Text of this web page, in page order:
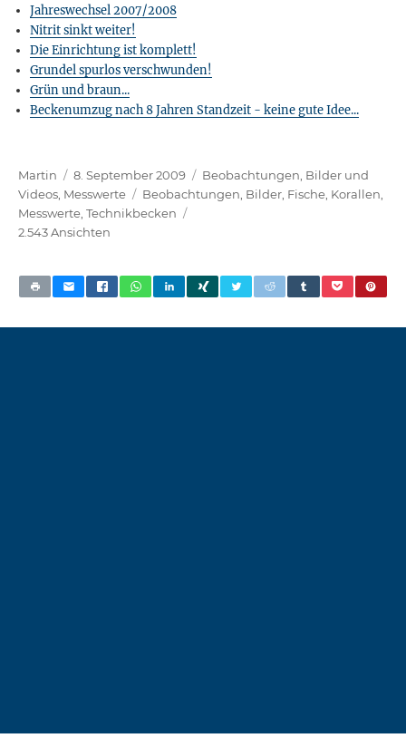
Jahreswechsel 2007/2008
Nitrit sinkt weiter!
Die Einrichtung ist komplett!
Grundel spurlos verschwunden!
Grün und braun...
Beckenumzug nach 8 Jahren Standzeit - keine gute Idee...
Autor
Martin
Veröffentlicht
am
8. September 2009 Kategorien
Beobachtungen Bilder und
Videos Messwerte Schlagwörter
Beobachtungen Bilder Fische Korallen
Messwerte ,Technikbecken
2.543 Ansichten